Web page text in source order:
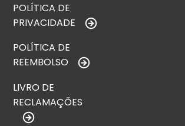
POLÍTICA DE
PRIVACIDADE
POLÍTICA DE
REEMBOLSO
LIVRO DE
RECLAMAÇÕES